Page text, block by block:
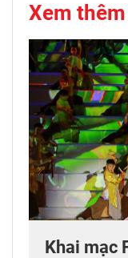
Xem thêm
Khai mạc